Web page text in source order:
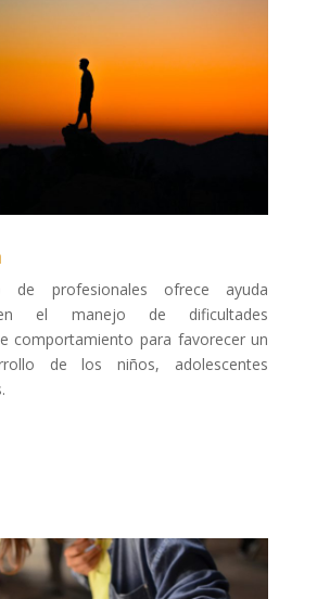
de profesionales ofrece ayuda
en el manejo de dificultades
comportamiento para favorecer un
de los niños, adolescentes